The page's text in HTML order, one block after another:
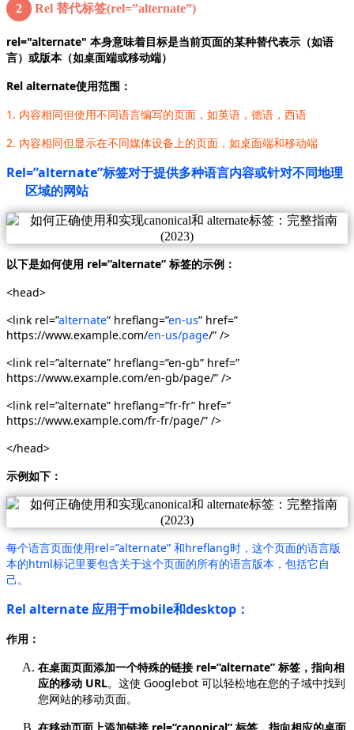
2 Rel 替代标签(rel=”alternate”)
rel="alternate" 本身意味着目标是当前页面的某种替代表示（如语
言）或版本（如桌面端或移动端）
Rel alternate使用范围：
1. 内容相同但使用不同语言编写的页面，如英语，德语，西语
2. 内容相同但显示在不同媒体设备上的页面，如桌面端和移动端
Rel=”alternate”标签对于提供多种语言内容或针对不同地理
区域的网站
以下是如何使用 rel=”alternate” 标签的示例：
<head>
<link rel=”alternate” hreflang=”en-us” href=”
https://www.example.com/en-us/page/” />
<link rel=”alternate” hreflang=”en-gb” href=”
https://www.example.com/en-gb/page/” />
<link rel=”alternate” hreflang=”fr-fr” href=”
https://www.example.com/fr-fr/page/” />
</head>
示例如下：
每个语言页面使用rel=”alternate” 和hreflang时，这个页面的语言版
本的html标记里要包含关于这个页面的所有的语言版本，包括它自
己。
Rel alternate 应用于mobile和desktop：
作用：
在桌面页面添加一个特殊的链接 rel=”alternate” 标签，指向相
应的移动 URL。这使 Googlebot 可以轻松地在您的子域中找到
您网站的移动页面。